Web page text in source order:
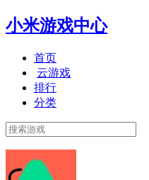
小米游戏中心
首页
云游戏
排行
分类